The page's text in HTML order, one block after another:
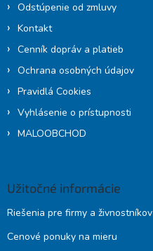
Odstúpenie od zmluvy
Kontakt
Cenník dopráv a platieb
Ochrana osobných údajov
Pravidlá Cookies
Vyhlásenie o prístupnosti
MALOOBCHOD
Užitočné informácie
Riešenia pre firmy a živnostníkov
Cenové ponuky na mieru